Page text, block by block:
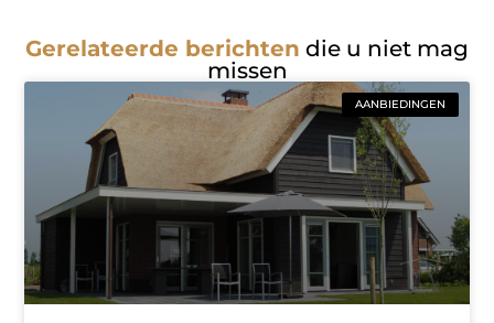
Gerelateerde berichten die u niet mag
missen
AANBIEDINGEN